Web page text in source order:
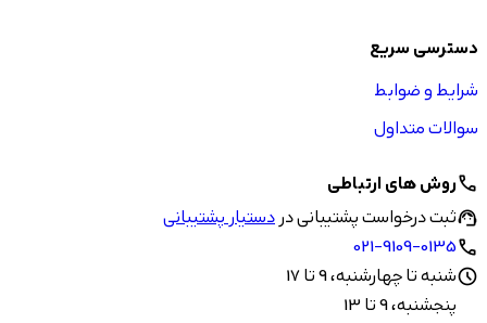
دسترسی سریع
شرایط و ضوابط
سوالات متداول
callروش های ارتباطی
support_agentثبت درخواست پشتیبانی دردستیار پشتیبانی
call
021-9109-0135
scheduleشنبه تا چهارشنبه، 9 تا 17
پنجشنبه، 9 تا 13